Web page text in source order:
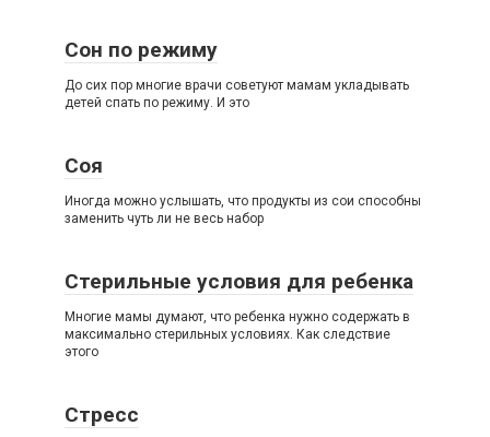
Сон по режиму
До сих пор многие врачи советуют мамам укладывать
детей спать по режиму. И это
Соя
Иногда можно услышать, что продукты из сои способны
заменить чуть ли не весь набор
Стерильные условия для ребенка
Многие мамы думают, что ребенка нужно содержать в
максимально стерильных условиях. Как следствие
этого
Стресс